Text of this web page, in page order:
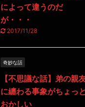
によって違うのだ
が・・・
2017/11/28
奇妙な話
【不思議な話】弟の親
に纏わる事象がちょっと
おかしい